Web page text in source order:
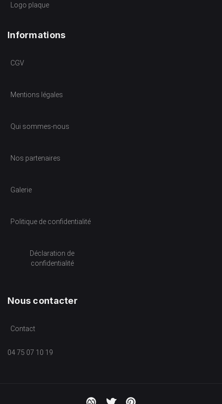
Logo plaque
Informations
CGV
Mentions légales
Qui sommes-nous
Nos partenaires
Galerie
Politique de confidentialité
Déclaration de
confidentialité
Nous contacter
Contact
04 75 07 10 19